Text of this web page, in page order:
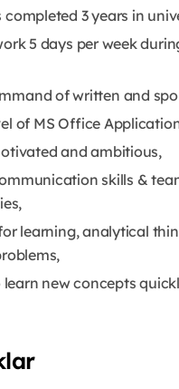
completed 3 years in
5 days per week
of written and
of MS Office
and ambitious,
skills &
learning, analytical
new concepts